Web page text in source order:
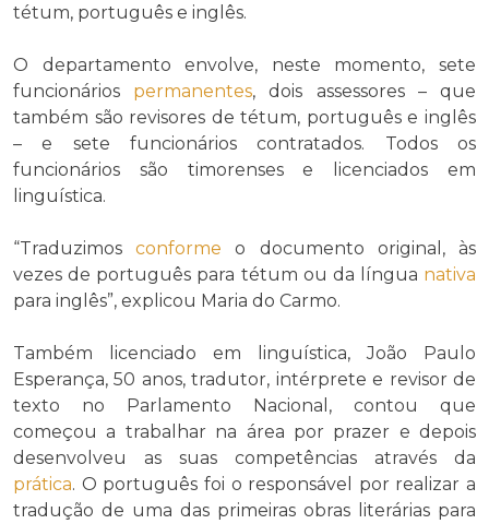
tétum, português e inglês.
O departamento envolve, neste momento, sete
funcionários permanentes, dois assessores – que
também são revisores de tétum, português e inglês
– e sete funcionários contratados. Todos os
funcionários são timorenses e licenciados em
linguística.
“Traduzimosconforme o documento original, às
vezes de português para tétum ou da língua nativa
para inglês”, explicou Maria do Carmo.
Também licenciado em linguística, João Paulo
Esperança, 50 anos, tradutor, intérprete e revisor de
texto no Parlamento Nacional, contou que
começou a trabalhar na área por prazer e depois
desenvolveu as suas competências através da
prática. O português foi o responsável por realizar a
tradução de uma das primeiras obras literárias para